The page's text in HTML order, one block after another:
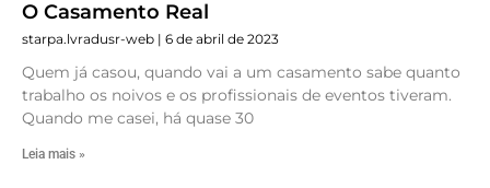
O Casamento Real
starpa.lvradusr-web 6 de abril de 2023
Quem já casou, quando vai a um casamento sabe quanto
trabalho os noivos e os profissionais de eventos tiveram.
Quando me casei, há quase 30
Leia mais »